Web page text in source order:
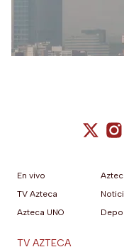
En vivo
TV Azteca
Azteca UNO
TV AZTECA